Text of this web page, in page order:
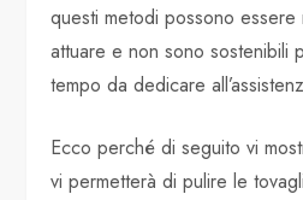
questi metodi possono essere
attuare e non sono sostenibili
tempo da dedicare
Ecco perché di seguito vi
vi permetterà di pulire le